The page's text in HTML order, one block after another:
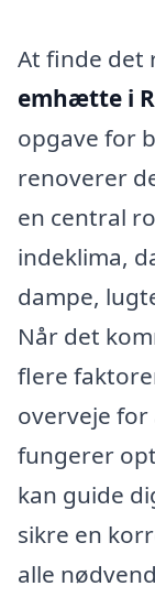
At finde det
emhætte i
opgave for
renoverer
en central
indeklima,
dampe,
Når det
flere
overveje
fungerer
kan guide
sikre en
alle